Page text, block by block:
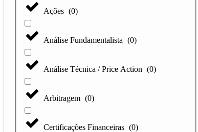
Ações (0)
Análise Fundamentalista (0)
Análise Técnica / Price Action (0)
Arbitragem (0)
Certificações Financeiras (0)